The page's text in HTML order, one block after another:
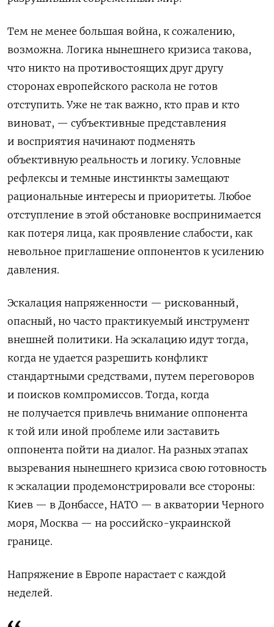
Тем не менее большая война, к сожалению,
возможна. Логика нынешнего кризиса такова,
что никто на противостоящих друг другу
сторонах европейского раскола не готов
отступить. Уже не так важно, кто прав и кто
виноват, — субъективные представления
и восприятия начинают подменять
объективную реальность и логику. Условные
рефлексы и темные инстинкты замещают
рациональные интересы и приоритеты. Любое
отступление в этой обстановке воспринимается
как потеря лица, как проявление слабости, как
невольное приглашение оппонентов к усилению
давления.
Эскалация напряженности — рискованный,
опасный, но часто практикуемый инструмент
внешней политики. На эскалацию идут тогда,
когда не удается разрешить конфликт
стандартными средствами, путем переговоров
и поисков компромиссов. Тогда, когда
не получается привлечь внимание оппонента
к той или иной проблеме или заставить
оппонента пойти на диалог. На разных этапах
вызревания нынешнего кризиса свою готовность
к эскалации продемонстрировали все стороны:
Киев — в Донбассе, НАТО — в акватории Черного
моря, Москва — на российско-украинской
границе.
Напряжение в Европе нарастает с каждой
неделей.